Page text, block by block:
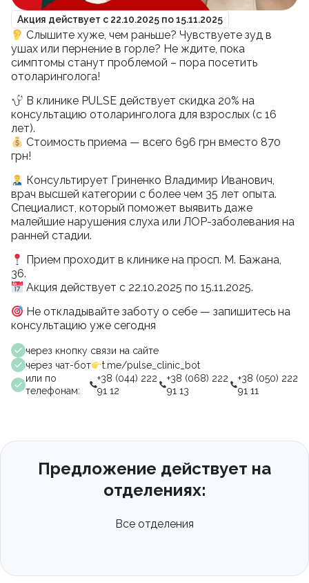
Психотерапия
Стоматология
Гинекология
Урология
Проктология
Эндокринология
Дерматовенерология
Кардиология
Ортопедія і травматологія
Вакцинация
Выдача справок
Косметология
Массаж и реабилитация
Анализы
Онлайн консультация
Акционные предложения
Партнерство
Франшиза
Вакансии
Блог
Контакты
Facebook Instagram Telegram
Стоматология
Франшиза
Акция действует с 22.10.2025 по 15.11.2025
Слышите хуже, чем раньше? Чувствуете зуд в
ушах или пернение в горле? Не ждите, пока
симптомы станут проблемой – пора посетить
отоларинголога!
В клинике PULSE действует скидка 20% на
консультацию отоларинголога для взрослых (с 16
лет).
Стоимость приема — всего 696 грн вместо 870
грн!
Консультирует Гриненко Владимир Иванович,
врач высшей категории с более чем 35 лет опыта.
Специалист, который поможет выявить даже
малейшие нарушения слуха или ЛОР-заболевания на
ранней стадии.
Прием проходит в клинике на просп. М. Бажана,
36.
Акция действует с 22.10.2025 по 15.11.2025.
Не откладывайте заботу о себе — запишитесь на
консультацию уже сегодня
через кнопку связи на сайте
через чат-бот
t.me/pulse_clinic_bot
или по
телефонам:
+38 (044) 222
91 12
+38 (068) 222
91 13
+38 (050) 222
91 11
Предложение действует на
отделениях:
Все отделения